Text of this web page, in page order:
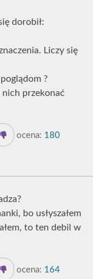
dorobił:
Liczy się
?
przekonać
ocena: 180
bo usłyszałem
to ten debil w
ocena: 164